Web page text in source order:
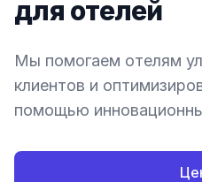
для отелей
Мы помогаем отелям
клиентов и
помощью